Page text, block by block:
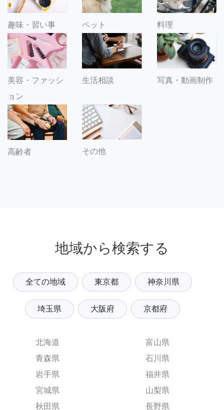
趣味・習い事 ペット 料理
美容・ファッシ
ョン
生活相談 写真・動画制作
高齢者 その他
地域から検索する
全ての地域 東京都 神奈川県
埼玉県 大阪府 京都府
北海道
青森県
岩手県
宮城県
秋田県
富山県
石川県
福井県
山梨県
長野県